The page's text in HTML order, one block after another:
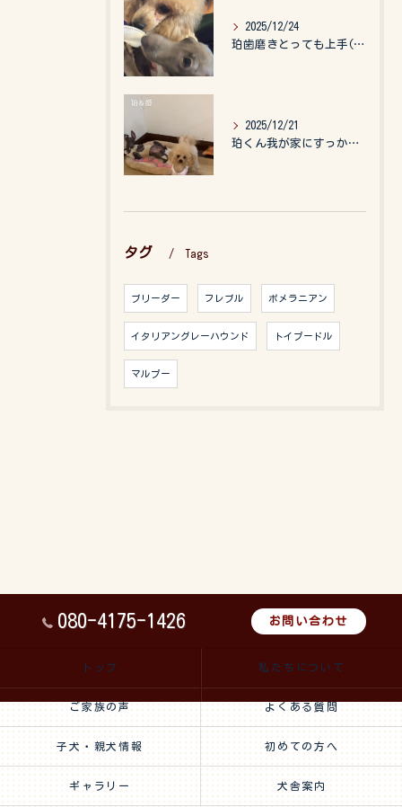
2025/12/24
珀歯磨きとっても上手(о´∀`о)
2025/12/21
珀くん我が家にすっかりなれて、キッズのお世話もしてくれて、今...
タグ Tags
ブリーダー フレブル ポメラニアン
イタリアングレーハウンド トイプードル
マルプー
080-4175-1426 お問い合わせ
トップ 私たちについて
ご家族の声 よくある質問
子犬・親犬情報 初めての方へ
ギャラリー 犬舎案内